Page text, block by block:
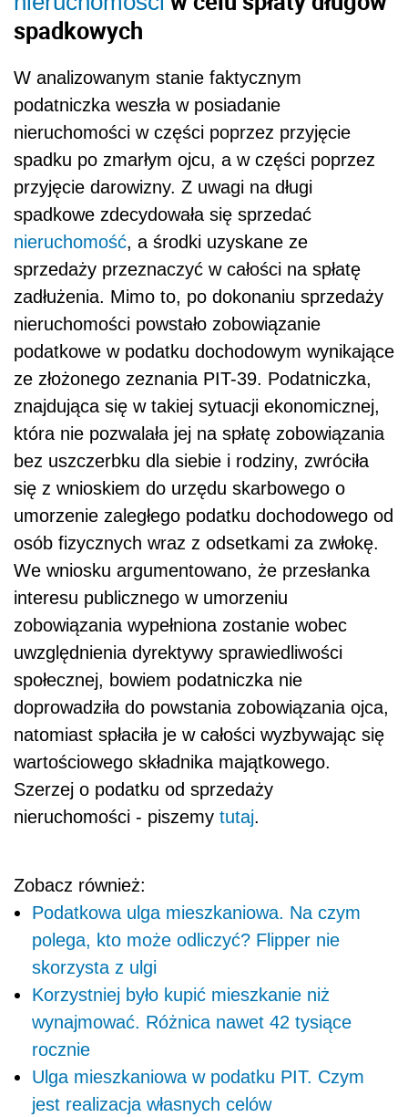
spadkowych
W analizowanym stanie faktycznym
podatniczka weszła w posiadanie
nieruchomości w części poprzez przyjęcie
spadku po zmarłym ojcu, a w części poprzez
przyjęcie darowizny. Z uwagi na długi
spadkowe zdecydowała się sprzedać
nieruchomość, a środki uzyskane ze
sprzedaży przeznaczyć w całości na spłatę
zadłużenia. Mimo to, po dokonaniu sprzedaży
nieruchomości powstało zobowiązanie
podatkowe w podatku dochodowym wynikające
ze złożonego zeznania PIT-39. Podatniczka,
znajdująca się w takiej sytuacji ekonomicznej,
która nie pozwalała jej na spłatę zobowiązania
bez uszczerbku dla siebie i rodziny, zwróciła
się z wnioskiem do urzędu skarbowego o
umorzenie zaległego podatku dochodowego od
osób fizycznych wraz z odsetkami za zwłokę.
We wniosku argumentowano, że przesłanka
interesu publicznego w umorzeniu
zobowiązania wypełniona zostanie wobec
uwzględnienia dyrektywy sprawiedliwości
społecznej, bowiem podatniczka nie
doprowadziła do powstania zobowiązania ojca,
natomiast spłaciła je w całości wyzbywając się
wartościowego składnika majątkowego.
Szerzej o podatku od sprzedaży
nieruchomości - piszemy tutaj.
Zobacz również:
Podatkowa ulga mieszkaniowa. Na czym
polega, kto może odliczyć? Flipper nie
skorzysta z ulgi
Korzystniej było kupić mieszkanie niż
wynajmować. Różnica nawet 42 tysiące
rocznie
Ulga mieszkaniowa w podatku PIT. Czym
jest realizacja własnych celów